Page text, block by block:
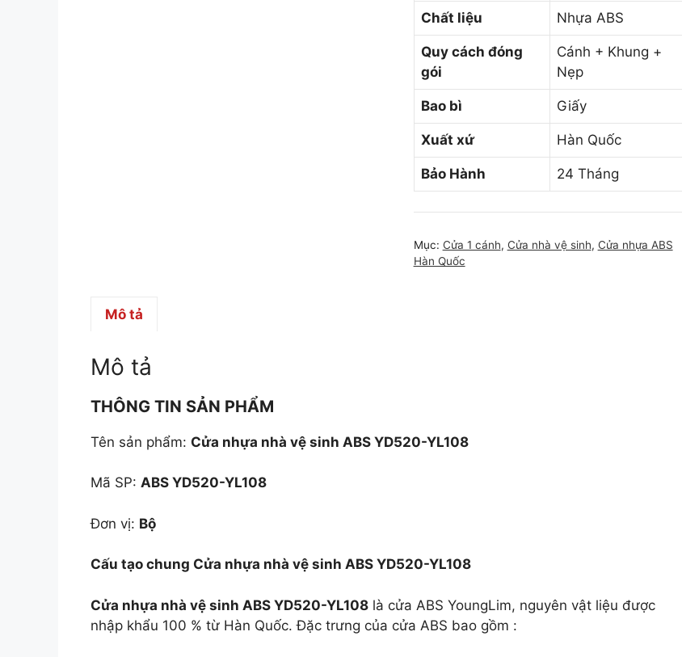
Chất liệu Nhựa ABS
Quy cách đóng
gói
Cánh + Khung +
Nẹp
Bao bì Giấy
Xuất xứ Hàn Quốc
Bảo Hành 24 Tháng
Mục: Cửa 1 cánh, Cửa nhà vệ sinh, Cửa nhựa ABS
Hàn Quốc
Mô tả
Mô tả
THÔNG TIN SẢN PHẨM
Tên sản phẩm: Cửa nhựa nhà vệ sinh ABS YD520-YL108
Mã SP: ABS YD520-YL108
Đơn vị: Bộ
Cấu tạo chung Cửa nhựa nhà vệ sinh ABS YD520-YL108
Cửa nhựa nhà vệ sinh ABS YD520-YL108 là cửa ABS YoungLim, nguyên vật liệu được
nhập khẩu 100 % từ Hàn Quốc. Đặc trưng của cửa ABS bao gồm :